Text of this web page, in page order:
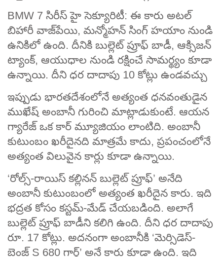
BMW 7 సిరీస్ హై సెక్యూరిటీ: ఈ కారు అటల్
బిహారీ వాజ్‌పేయి, మన్మోహన్ సింగ్ హయాం నుండి
ఉనికిలో ఉంది. దీనికి బుల్లెట్ ప్రూఫ్ బాడీ, ఆక్సిజన్
ట్యాంక్, ఆయుధాల నుండి రక్షించే సామర్థ్యం కూడా
ఉన్నాయి. దీని ధర దాదాపు 10 కోట్లు ఉండవచ్చు
ఇప్పుడు భారతదేశంలోనే అత్యంత ధనవంతుడైన
ముఖేష్ అంబానీ గురించి మాట్లాడుకుంటే. ఆయన
గ్యారేజ్ ఒక కార్ మ్యూజియం లాంటిది. అంబానీ
కుటుంబం ఖరీదైనది మాత్రమే కాదు, ప్రపంచంలోనే
అత్యంత విలువైన కార్లు కూడా ఉన్నాయి.
‘రోల్స్-రాయిస్ కల్లినన్ బుల్లెట్ ప్రూఫ్’ అనేది
అంబానీ కుటుంబంలో అత్యంత ఖరీదైన కారు. ఇది
భద్రత కోసం కస్టమ్-మేడ్ చేయబడింది. అలాగే
బుల్లెట్ ప్రూఫ్ బాడీని కలిగి ఉంది. దీని ధర దాదాపు
రూ. 17 కోట్లు. అదనంగా అంబానీకి ‘మెర్సిడెస్-
బెంజ్ S 680 గార్డ్’ అనే కారు కూడా ఉంది. ఇది